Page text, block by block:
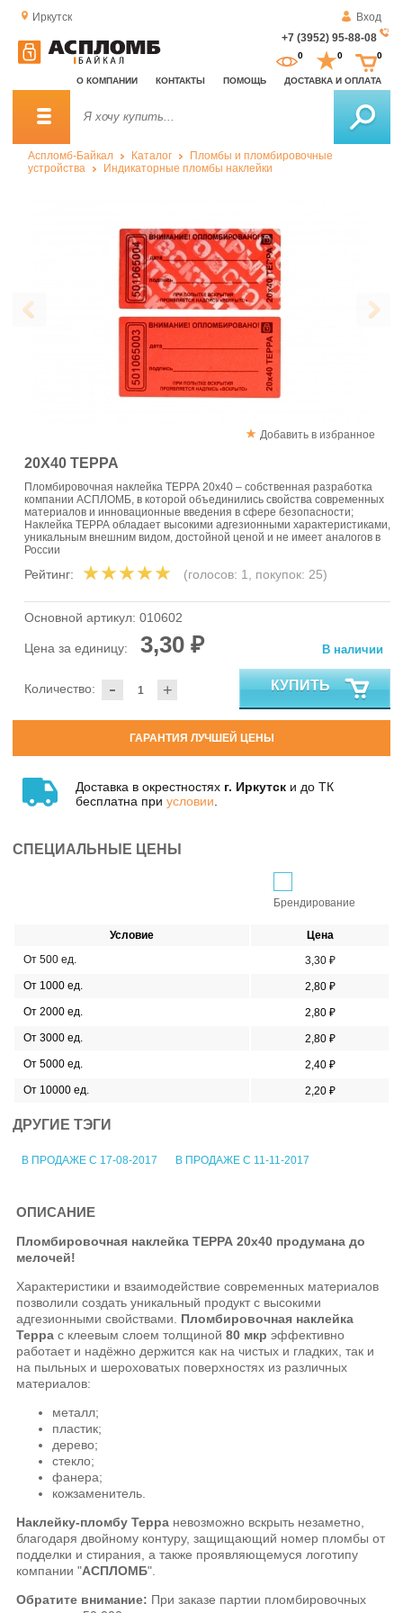
Иркутск
Вход
+7 (3952) 95-88-08
О КОМПАНИИ КОНТАКТЫ ПОМОЩЬ ДОСТАВКА И ОПЛАТА
0 0 0
Аспломб-Байкал Каталог
Пломбы и пломбировочные
устройства
Индикаторные пломбы наклейки
Добавить в избранное
20Х40 ТЕРРА
Пломбировочная наклейка ТЕРРА 20х40 – собственная разработка
компании АСПЛОМБ, в которой объединились свойства современных
материалов и инновационные введения в сфере безопасности;
Наклейка ТЕРРА обладает высокими адгезионными характеристиками,
уникальным внешним видом, достойной ценой и не имеет аналогов в
России
Рейтинг: (голосов: 1, покупок: 25)
Основной артикул: 010602
Цена за единицу: 3,30 ₽
- +
Количество:
В наличии
КУПИТЬ
ГАРАНТИЯ ЛУЧШЕЙ ЦЕНЫ
Доставка в окрестностях г. Иркутск и до ТК
бесплатна при условии
СПЕЦИАЛЬНЫЕ ЦЕНЫ
Брендирование
Условие
Цена
От 500 ед.
3,30 ₽
От 1000 ед.
2,80 ₽
От 2000 ед.
2,80 ₽
От 3000 ед.
2,80 ₽
От 5000 ед.
2,40 ₽
От 10000 ед.
2,20 ₽
ДРУГИЕ ТЭГИ
В ПРОДАЖЕ С 17-08-2017 В ПРОДАЖЕ С 11-11-2017
ОПИСАНИЕ
Пломбировочная наклейка ТЕРРА 20х40 продумана до
мелочей!
Характеристики и взаимодействие современных материалов
позволили создать уникальный продукт с высокими
адгезионными свойствами. Пломбировочная наклейка
Терра с клеевым слоем толщиной80 мкр эффективно
работает и надёжно держится как на чистых и гладких, так и
на пыльных и шероховатых поверхностях из различных
материалов:
металл;
пластик;
дерево;
стекло;
фанера;
кожзаменитель.
Наклейку-пломбу Терра невозможно вскрыть незаметно,
благодаря двойному контуру, защищающий номер пломбы от
подделки и стирания, а также проявляющемуся логотипу
компании "АСПЛОМБ".
Обратите внимание: При заказе партии пломбировочных